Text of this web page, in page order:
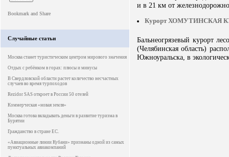
Случайные статьи
Москва станет туристическим центром мирового значения
Отдых с ребёнком в горах: плюсы и минусы
В Свердловской области растет количество несчастных
случаев во время турпоходов
Rezidor SAS откроет в России 50 отелей
Коммерческая «новая земля»
Москва готова вкладывать деньги в развитие туризма в
Бурятии
Гражданство в стране ЕС.
«Авиационные линии Кубани» признаны одной из самых
пунктуальных авиакомпаний
и в 21 км от
Курорт ХОМУТИНСКАЯ
Бальнеогрязевый курорт
(Челябинская область)
Южноуральска, в